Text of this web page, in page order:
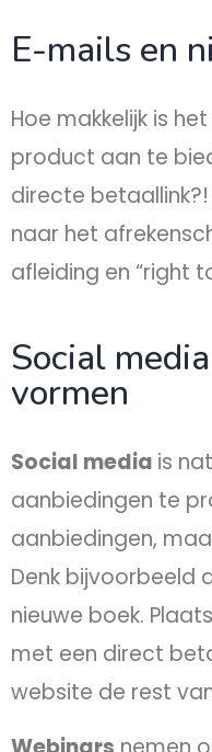
E-mails en
Hoe makkelijk is
product aan te
directe
naar het
afleiding en “right
Social
vormen
Social media is
aanbiedingen te
aanbiedingen,
Denk bijvoorbeeld
nieuwe boek.
met een direct
website de rest